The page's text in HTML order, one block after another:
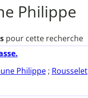
Philippe
pour cette recherche
Philippe; Rousselet